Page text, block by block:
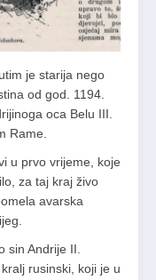
je starija nego
od god. 1194.
oca Belu III.
Rame.
u prvo vrijeme, koje
za taj kraj živo
avarska
sin Andrije II.
rusinski, koji je u